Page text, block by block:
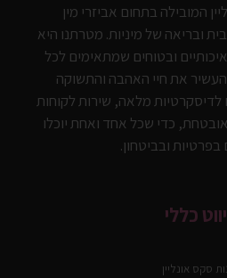
המובילה בתחום אביזרי מין
ובריאה של מיניות. מטרתנו היא
ובטוחים שמתאימים לכל
את חיי האהבה והתשוקה
לדיסקרטיות מלאה, שירות לקוחות
כדי שכל אחד ואחת יוכלו
ובביטחון.
כללי
סקס אונליין